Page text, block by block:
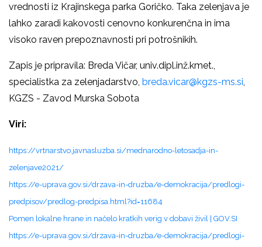
vrednosti iz Krajinskega parka Goričko. Taka zelenjava je
lahko zaradi kakovosti cenovno konkurenčna in ima
visoko raven prepoznavnosti pri potrošnikih.
Zapis je pripravila: Breda Vičar, univ.dipl.inž.kmet.,
specialistka za zelenjadarstvo, breda.vicar@kgzs-ms.si
KGZS - Zavod Murska Sobota
Viri:
https://vrtnarstvo.javnasluzba.si/mednarodno-letosadja-in-
zelenjave2021/
https://e-uprava.gov.si/drzava-in-druzba/e-demokracija/predlogi-
predpisov/predlog-predpisa.html?id=11684
Pomen lokalne hrane in načelo kratkih verig v dobavi živil | GOV.SI
https://e-uprava.gov.si/drzava-in-druzba/e-demokracija/predlogi-